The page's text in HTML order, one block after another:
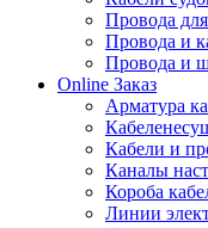
Провода
Провода и
Провода и
Online Заказ
Арматура
Кабели и
Каналы
Короба
Линии